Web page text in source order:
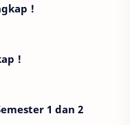
!
!
1 dan 2